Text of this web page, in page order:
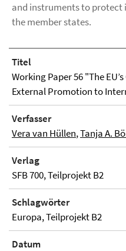
and instruments to
the member states.
Titel
Working Paper 56 "The
External Promotion to
Verfasser
Vera van Hüllen,Tanja A.
Verlag
SFB 700, Teilprojekt B2
Schlagwörter
Europa, Teilprojekt B2
Datum